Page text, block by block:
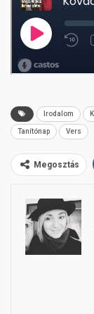
Irodalom
Tanítónap Vers
Megosztás